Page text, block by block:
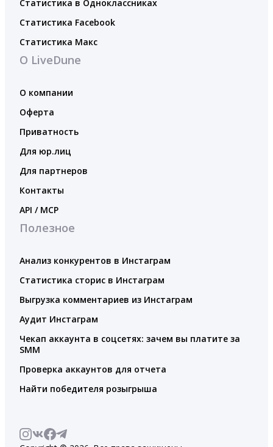
Статистика в Одноклассниках
Статистика Facebook
Статистика Макс
О LiveDune
О компании
Оферта
Приватность
Для юр.лиц
Для партнеров
Контакты
API / MCP
Полезное
Анализ конкурентов в Инстаграм
Статистика сторис в Инстаграм
Выгрузка комментариев из Инстаграм
Аудит Инстаграм
Чекап аккаунта в соцсетях: зачем вы платите за
SMM
Проверка аккаунтов для отчета
Найти победителя розыгрыша